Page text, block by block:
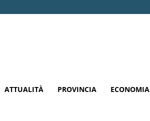
ATTUALITÀ PROVINCIA ECONOMIA